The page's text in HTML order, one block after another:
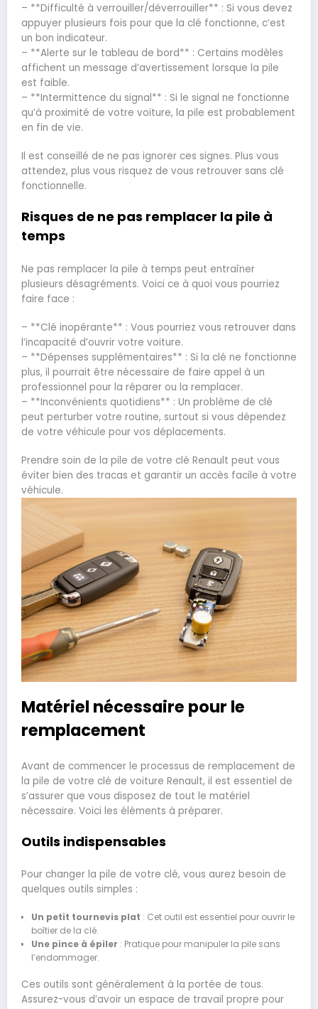
– **Difficulté à verrouiller/déverrouiller** : Si vous devez
appuyer plusieurs fois pour que la clé fonctionne, c’est
un bon indicateur.
– **Alerte sur le tableau de bord** : Certains modèles
affichent un message d’avertissement lorsque la pile
est faible.
– **Intermittence du signal** : Si le signal ne fonctionne
qu’à proximité de votre voiture, la pile est probablement
en fin de vie.
Il est conseillé de ne pas ignorer ces signes. Plus vous
attendez, plus vous risquez de vous retrouver sans clé
fonctionnelle.
Risques de ne pas remplacer la pile à
temps
Ne pas remplacer la pile à temps peut entraîner
plusieurs désagréments. Voici ce à quoi vous pourriez
faire face :
– **Clé inopérante** : Vous pourriez vous retrouver dans
l’incapacité d’ouvrir votre voiture.
– **Dépenses supplémentaires** : Si la clé ne fonctionne
plus, il pourrait être nécessaire de faire appel à un
professionnel pour la réparer ou la remplacer.
– **Inconvénients quotidiens** : Un problème de clé
peut perturber votre routine, surtout si vous dépendez
de votre véhicule pour vos déplacements.
Prendre soin de la pile de votre clé Renault peut vous
éviter bien des tracas et garantir un accès facile à votre
véhicule.
Matériel nécessaire pour le
remplacement
Avant de commencer le processus de remplacement de
la pile de votre clé de voiture Renault, il est essentiel de
s’assurer que vous disposez de tout le matériel
nécessaire. Voici les éléments à préparer.
Outils indispensables
Pour changer la pile de votre clé, vous aurez besoin de
quelques outils simples :
Un petit tournevis plat : Cet outil est essentiel pour ouvrir le
boîtier de la clé.
Une pince à épiler : Pratique pour manipuler la pile sans
l’endommager.
Ces outils sont généralement à la portée de tous.
Assurez-vous d’avoir un espace de travail propre pour